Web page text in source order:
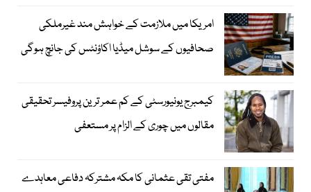
امریکا میں ملازمت کے خواہش مند غیرملکی
صحافیوں کے سوشل میڈیا اکاؤنٹس کی جانچ ہوگی
کیمبرج یونیورسٹی کے کم عمر ترین پروفیسر تحقیقی
مقالوں میں چوری کے الزام پر مستعفی
مفتی تقی عثمانی کا مکہ مشترکہ دفاعی معاہدے